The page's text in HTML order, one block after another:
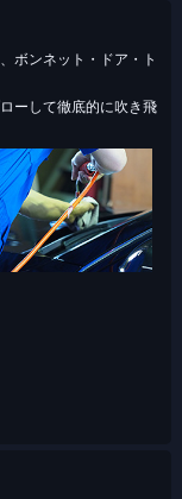
ボンネット・ドア・ト
ーして徹底的に吹き⾶